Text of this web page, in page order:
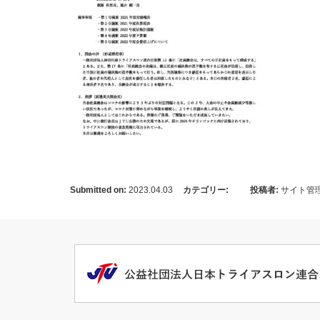
Submitted on: 2023.04.03 カテゴリー: 投稿者: サイト管